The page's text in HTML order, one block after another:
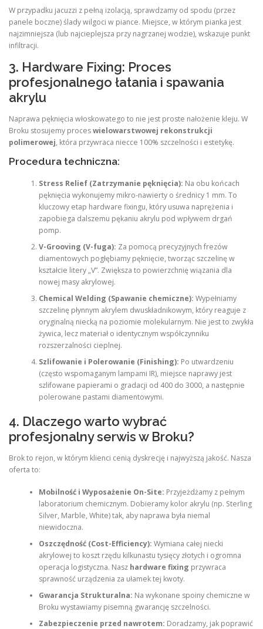
W przypadku jacuzzi z pełną izolacją, sprawdzamy od spodu (przez
panele boczne) ślady wilgoci w piance. Miejsce, w którym pianka jest
najzimniejsza (lub najcieplejsza przy nagrzanej wodzie), wskazuje punkt
infiltracji.
3. Hardware Fixing: Proces
profesjonalnego łatania i spawania
akrylu
Naprawa pęknięcia włoskowatego to nie jest proste nałożenie kleju. W
Broku stosujemy proceswielowarstwowej rekonstrukcji
polimerowej, która przywraca niecce 100% szczelności i estetykę.
Procedura techniczna:
Stress Relief (Zatrzymanie pęknięcia): Na obu końcach
pęknięcia wykonujemy mikro-nawierty o średnicy 1 mm. To
kluczowy etap hardware fixingu, który usuwa naprężenia i
zapobiega dalszemu pękaniu akrylu pod wpływem drgań
pomp.
V-Grooving (V-fuga): Za pomocą precyzyjnych frezów
diamentowych pogłębiamy pęknięcie, tworząc szczelinę w
kształcie litery „V”. Zwiększa to powierzchnię wiązania dla
nowej masy akrylowej.
Chemical Welding (Spawanie chemiczne): Wypełniamy
szczelinę płynnym akrylem dwuskładnikowym, który reaguje z
oryginalną niecką na poziomie molekularnym. Nie jest to zwykła
żywica, lecz materiał o identycznym współczynniku
rozszerzalności cieplnej.
Szlifowanie i Polerowanie (Finishing): Po utwardzeniu
(często wspomaganym lampami IR), miejsce naprawy jest
szlifowane papierami o gradacji od 400 do 3000, a następnie
polerowane pastami diamentowymi.
4. Dlaczego warto wybrać
profesjonalny serwis w Broku?
Brok to rejon, w którym klienci cenią dyskrecję i najwyższą jakość. Nasza
oferta to:
Mobilność i Wyposażenie On-Site: Przyjeżdżamy z pełnym
laboratorium chemicznym. Dobieramy kolor akrylu (np. Sterling
Silver, Marble, White) tak, aby naprawa była niemal
niewidoczna.
Oszczędność (Cost-Efficiency): Wymiana całej niecki
akrylowej to koszt rzędu kilkunastu tysięcy złotych i ogromna
operacja logistyczna. Nasz hardware fixing przywraca
sprawność urządzenia za ułamek tej kwoty.
Gwarancja Strukturalna: Na wykonane spoiny chemiczne w
Broku wystawiamy pisemną gwarancję szczelności.
Zabezpieczenie przed nawrotem: Doradzamy, jak poprawić